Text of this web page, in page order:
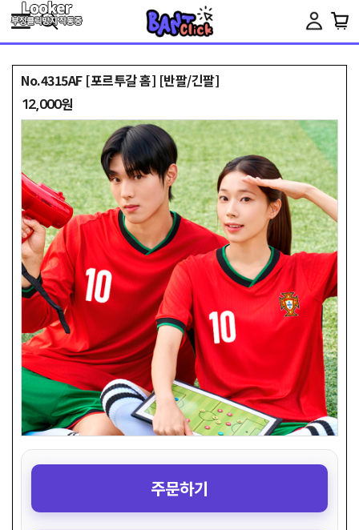
Toggle
No.4315AF [포르투갈 홈] [반팔/긴팔]
12,000원
주문하기